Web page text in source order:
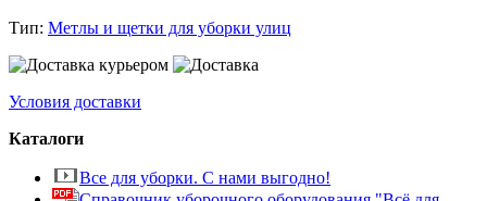
Тип: Метлы и щетки для уборки улиц
Условия доставки
Каталоги
Все для уборки. С нами выгодно!